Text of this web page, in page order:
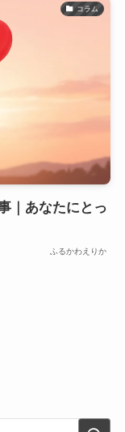
コラム
｜あなたにとっ
ふるかわえりか